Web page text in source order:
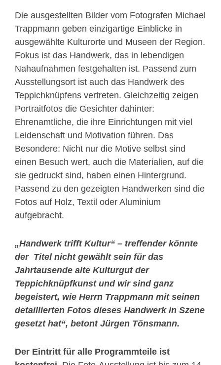
Die ausgestellten Bilder vom Fotografen Michael
Trappmann geben einzigartige Einblicke in
ausgewählte Kulturorte und Museen der Region.
Fokus ist das Handwerk, das in lebendigen
Nahaufnahmen festgehalten ist. Passend zum
Ausstellungsort ist auch das Handwerk des
Teppichknüpfens vertreten. Gleichzeitig zeigen
Portraitfotos die Gesichter dahinter:
Ehrenamtliche, die ihre Einrichtungen mit viel
Leidenschaft und Motivation führen. Das
Besondere: Nicht nur die Motive selbst sind
einen Besuch wert, auch die Materialien, auf die
sie gedruckt sind, haben einen Hintergrund.
Passend zu den gezeigten Handwerken sind die
Fotos auf Holz, Textil oder Aluminium
aufgebracht.
„Handwerk trifft Kultur“ – treffender könnte
der Titel nicht gewählt sein für das
Jahrtausende alte Kulturgut der
Teppichknüpfkunst und wir sind ganz
begeistert, wie Herrn Trappmann mit seinen
detaillierten Fotos dieses Handwerk in Szene
gesetzt hat“, betont Jürgen Tönsmann.
Der Eintritt für alle Programmteile ist